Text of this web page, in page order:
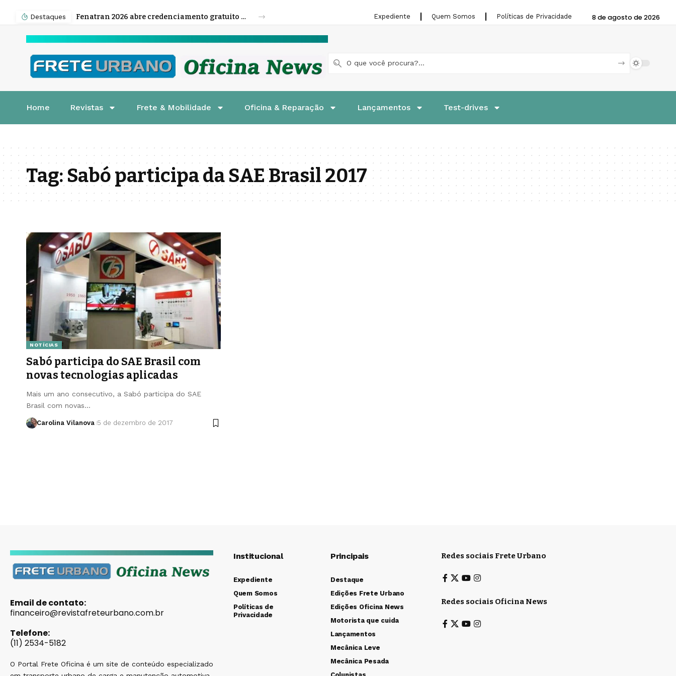
Destaques Fenatran 2026 abre credenciamento gratuito para visitantes Expediente Quem Somos Políticas de Privacidade 8 de agosto de 2026
Home Revistas Frete & Mobilidade Oficina & Reparação Lançamentos Test-drives
Tag:Sabó participa da SAE Brasil 2017
NOTÍCIAS
Sabó participa do SAE Brasil com
novas tecnologias aplicadas
Mais um ano consecutivo, a Sabó participa do SAE
Brasil com novas…
Carolina Vilanova 5 de dezembro de 2017
Email de contato:
financeiro@revistafreteurbano.com.br
Telefone:
(11) 2534-5182
O Portal Frete Oficina é um site de conteúdo especializado
Institucional
Expediente
Quem Somos
Políticas de
Privacidade
Principais
Destaque
Edições Frete Urbano
Edições Oficina News
Motorista que cuida
Lançamentos
Mecânica Leve
Mecânica Pesada
Redes sociais Frete Urbano
Redes sociais Oficina News